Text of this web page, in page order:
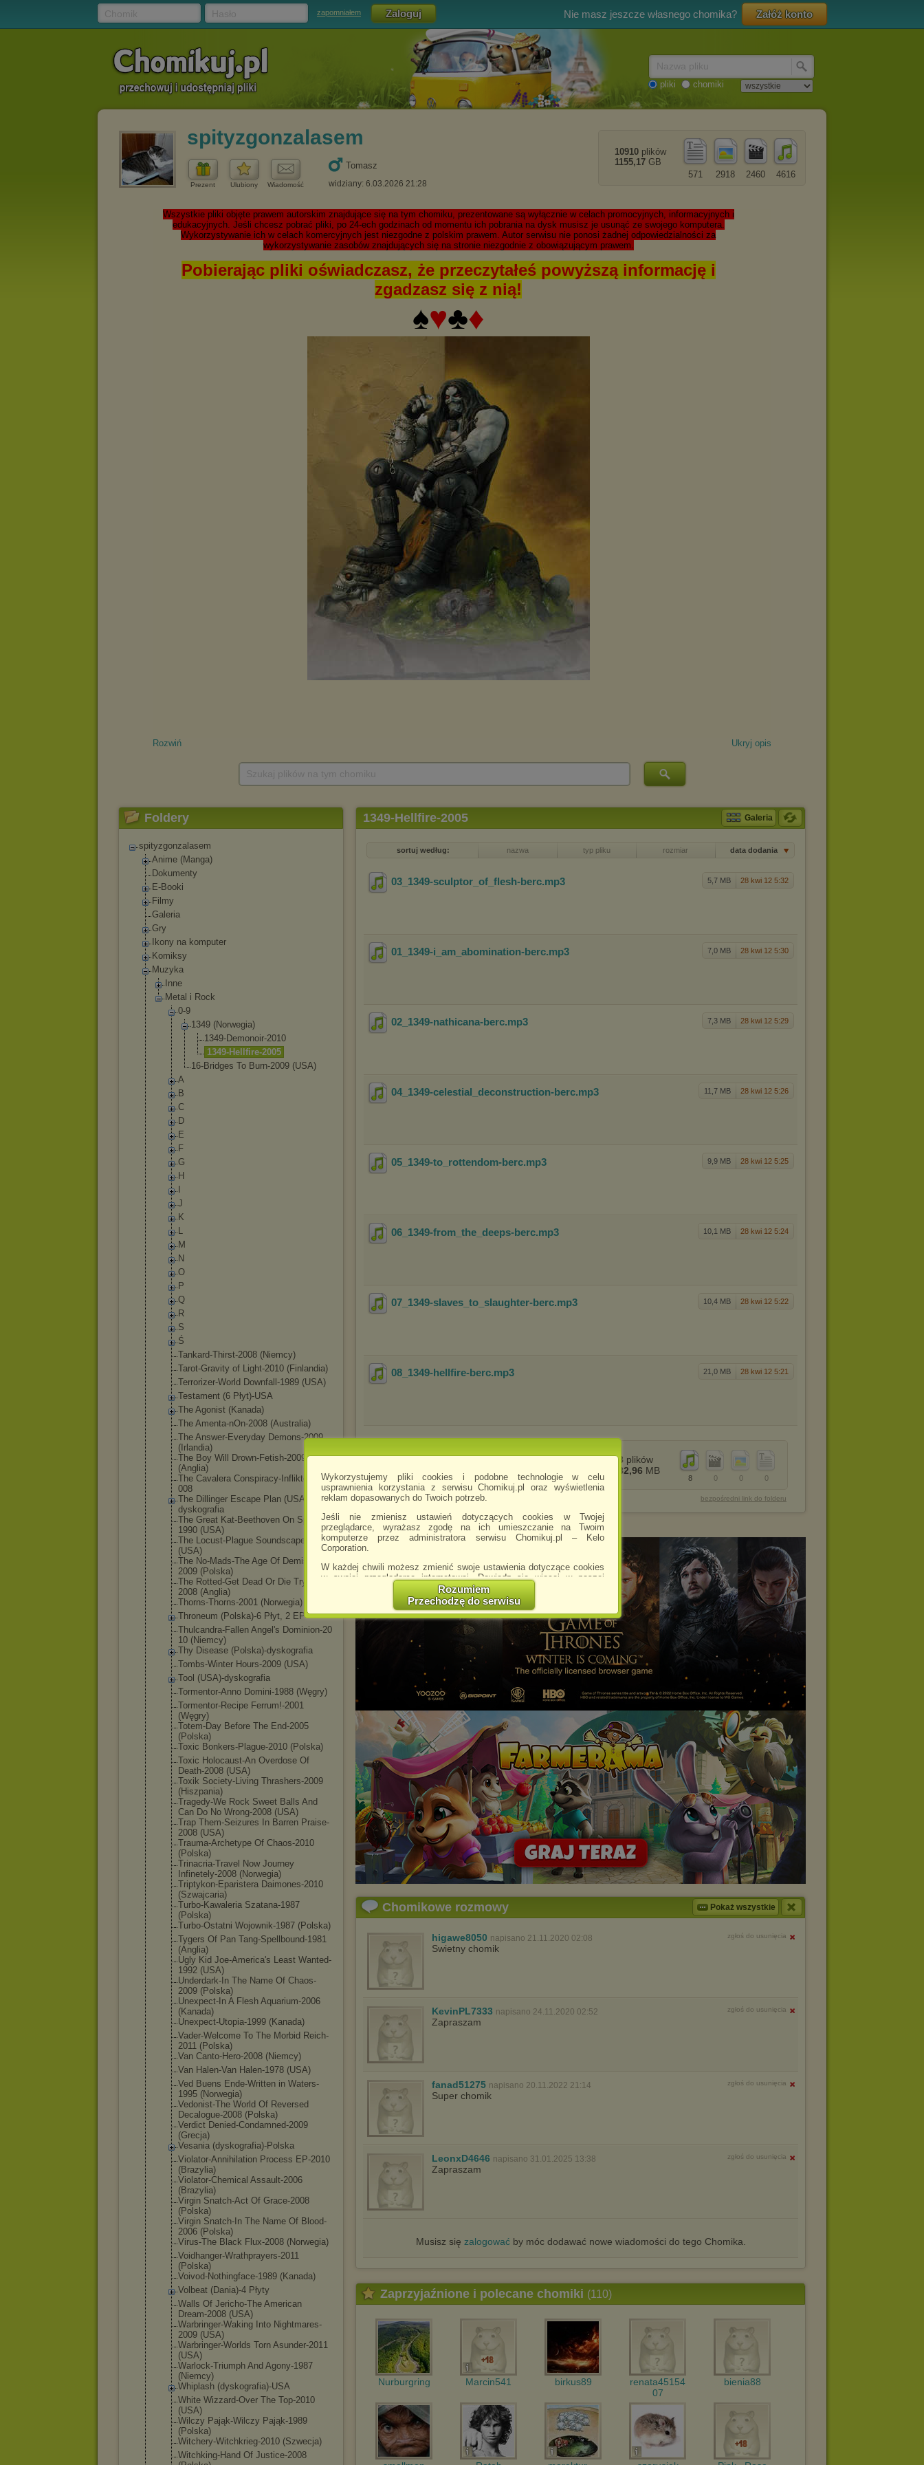
Wykorzystujemy pliki cookies i podobne technologie w celu
usprawnienia korzystania z serwisu Chomikuj.pl oraz wyświetlenia
reklam dopasowanych do Twoich potrzeb.
Jeśli nie zmienisz ustawień dotyczących cookies w Twojej
przeglądarce, wyrażasz zgodę na ich umieszczanie na Twoim
komputerze przez administratora serwisu Chomikuj.pl – Kelo
Corporation.
W każdej chwili możesz zmienić swoje ustawienia dotyczące cookies
w swojej przeglądarce internetowej. Dowiedz się więcej w naszej
http://chomikuj.pl/PolitykaPrywatnosci.aspx
Jednocześnie informujemy że zmiana ustawień przeglądarki może
spowodować ograniczenie korzystania ze strony Chomikuj.pl.
W przypadku braku twojej zgody na akceptację cookies niestety
prosimy o opuszczenie serwisu chomikuj.pl.
Wykorzystanie plików cookies
przez
Zaufanych Partnerów
(dostosowanie reklam do Twoich potrzeb, analiza skuteczności działań
marketingowych).
Wyrażenie sprzeciwu spowoduje, że wyświetlana Ci reklama nie
będzie dopasowana do Twoich preferencji, a będzie to reklama
wyświetlona przypadkowo.
Istnieje możliwość zmiany ustawień przeglądarki internetowej w
sposób uniemożliwiający przechowywanie plików cookies na
urządzeniu końcowym. Można również usunąć pliki cookies,
dokonując odpowiednich zmian w ustawieniach przeglądarki
internetowej.
Pełną informację na ten temat znajdziesz pod adresem
http://chomikuj.pl/PolitykaPrywatnosci.aspx.
Rozumiem
Przechodzę do serwisu
zapomniałem Nie masz jeszcze własnego chomika? Załóż konto
pliki chomiki
spityzgonzalasem
Prezent Ulubiony Wiadomość
Tomasz
widziany: 6.03.2026 21:28
4616
2460
2918
571
10910 plików
1155,17 GB
Ukryj opis
Rozwiń
Foldery
spityzgonzalasem
Anime (Manga)
Dokumenty
E-Booki
Filmy
Galeria
Gry
Ikony na komputer
Komiksy
Muzyka
Inne
Metal i Rock
0-9
1349 (Norwegia)
1349-Demonoir-2010
1349-Hellfire-2005
16-Bridges To Burn-2009 (USA)
A
B
C
D
E
F
G
H
J
K
L
M
N
O
P
Q
R
S
Ś
Tankard-Thirst-2008 (Niemcy)
Tarot-Gravity of Light-2010 (Finlandia)
Terrorizer-World Downfall-1989 (USA)
Testament (6 Płyt)-USA
The Agonist (Kanada)
The Amenta-nOn-2008 (Australia)
The Answer-Everyday Demons-2009
(Irlandia)
The Boy Will Drown-Fetis h-2009
(Anglia)
The Cavalera Conspiracy- Inflikted-2
008
The Dillinger Escape Plan (USA)-
dyskografia
The Great Kat-Beethoven On Speed-
1990 (USA)
The Locust-Plague Soundscapes
-2003
(USA)
The No-Mads-The Age Of Demise-
2009 (Polska)
The Rotted-Get Dead Or Die Trying-
2008 (Anglia)
Thorns-Thorns-2001 (Norwegia)
Throneum (Polska)-6 Płyt, 2 EP
Thulcandra-Fallen Angel's Dominion-20
10 (Niemcy)
Thy Disease (Polska)-dyskografia
Tombs-Winter Hours-2009 (USA)
Tool (USA)-dyskografia
Tormentor-Anno Domini-1988 (Węgry)
Tormentor-Recipe Ferrum!-2001
(Węgry)
Totem-Day Before The End-2005
(Polska)
Toxic Bonkers-Plague-2010 (Polska)
Toxic Holocaust-An Overdose Of
Death-2008 (USA)
Toxik Society-Living Thrashers-2009
(Hiszpania)
Tragedy-We Rock Sweet Balls And
Can Do No Wrong-2008 (USA)
Trap Them-Seizures In Barren Praise-
2008 (USA)
Trauma-Archetype Of Chaos-2010
(Polska)
Trinacria-Travel Now Journey
Infinetely-2008 (Norwegia)
Triptykon-Eparistera Daimones-2010
(Szwajcaria)
Turbo-Kawal eria Szatana-1987
(Polska)
Turbo-Ostatni Wojownik-1987 (Polska)
Tygers Of Pan Tang-Spellbound-1981
(Anglia)
Ugly Kid Joe-America's Least Wanted-
1992 (USA)
Underdark-I n The Name Of Chaos-
2009 (Polska)
Unexpect-In A Flesh Aquarium-2006
(Kanada)
Unexpect-Utopia-1999 (Kanada)
Vader-Welcome To The Morbid Reich-
2011 (Polska)
Van Canto-Hero-2008 (Niemcy)
Van Halen-Van Halen-1978 (USA)
Ved Buens Ende-Written in Waters-
1995 (Norwegia)
Vedonist-The World Of Reversed
Decalogue-2008 (Polska)
Verdict Denied-Condamned-2009
(Grecja)
Vesania (dyskografia)-Polska
Violator-Annihilation Process EP-2010
(Brazylia)
Violator-Chemical Assault-2006
(Brazylia)
Virgin Snatch-Act Of Grace-2008
(Polska)
Virgin Snatch-In The Name Of Blood-
2006 (Polska)
Virus-The Black Flux-2008 (Norwegia)
Voidhanger-Wrathprayers-2011
(Polska)
Voivod-Nothingface-1989 (Kanada)
Volbeat (Dania)-4 Płyty
Walls Of Jericho-The American
Dream-2008 (USA)
Warbringer-Waking Into Nightmares-
2009 (USA)
Warbringer-Worlds Torn Asunder-2011
(USA)
Warlock-Triumph And Agony-1987
(Niemcy)
Whiplash (dyskografia)-USA
White Wizzard-Over The Top-2010
(USA)
Wilczy Pająk-Wilczy Pająk-1989
(Polska)
Witchery-Witchkrieg-2010 (Szwecja)
Witchking-Hand Of Justice-2008
1349-Hellfire-2005 Galeria
sortuj według: nazwa typ pliku rozmiar data dodania
5,7 MB 28 kwi 12 5:32
03_1349-sculptor_of_flesh-berc.mp3
7,0 MB 28 kwi 12 5:30
01_1349-i_am_abomination-berc.mp3
7,3 MB 28 kwi 12 5:29
02_1349-nathicana-berc.mp3
11,7 MB 28 kwi 12 5:26
04_1349-celestial_deconstruction-berc.mp3
9,9 MB 28 kwi 12 5:25
05_1349-to_rottendom-berc.mp3
10,1 MB 28 kwi 12 5:24
06_1349-from_the_deeps-berc.mp3
10,4 MB 28 kwi 12 5:22
07_1349-slaves_to_slaughter-berc.mp3
21,0 MB 28 kwi 12 5:21
08_1349-hellfire-berc.mp3
Odtwórz
folder
Pobierz
folder
Zachomikuj
folder
0
0
0
8
8 plików
82,96 MB
bezpośredni link do folderu
Chomikowe rozmowy Pokaż wszystkie
higawe8050 napisano 21.11.2020 02:08 zgłoś do usunięcia
Swietny chomik
KevinPL7333 napisano 24.11.2020 02:52 zgłoś do usunięcia
Zapraszam
fanad51275 napisano 20.11.2022 21:14 zgłoś do usunięcia
Super chomik
LeonxD4646 napisano 31.01.2025 13:38 zgłoś do usunięcia
Zapraszam
Musisz się zalogowaćby móc dodawać nowe wiadomości do tego Chomika.
Zaprzyjaźnione i polecane chomiki (110)
Nurburgring Marcin541 birkus89
renata45154
07
bienia88